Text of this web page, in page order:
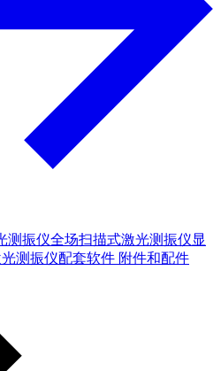
测振仪全场扫描式激光测振仪显
测振仪配套软件 附件和配件